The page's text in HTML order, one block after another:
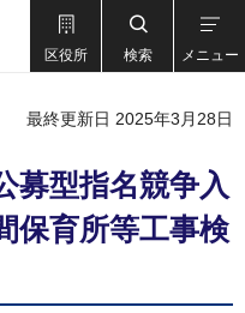
区役所 検索 メニュー
最終更新日 2025年3月28日
募型指名競争入
育所等工事検